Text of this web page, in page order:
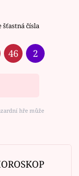
šťastná čísla
46 2
hře může